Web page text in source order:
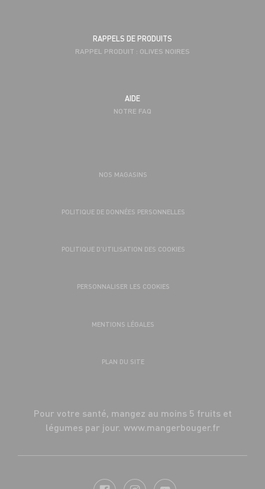
RAPPELS DE PRODUITS
RAPPEL PRODUIT : OLIVES NOIRES
AIDE
NOTRE FAQ
NOS MAGASINS
POLITIQUE DE DONNÉES PERSONNELLES
POLITIQUE D’UTILISATION DES COOKIES
PERSONNALISER LES COOKIES
MENTIONS LÉGALES
PLAN DU SITE
Pour votre santé, mangez au moins 5 fruits et
légumes par jour. www.mangerbouger.fr